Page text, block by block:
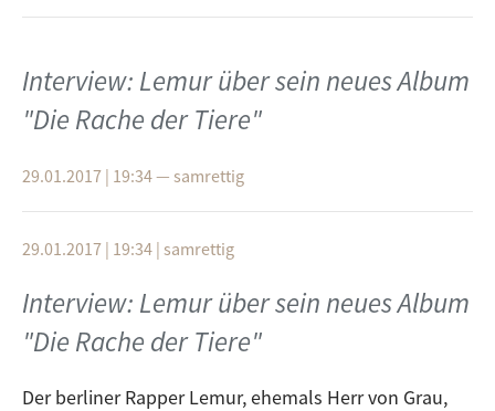
Interview: Lemur über sein neues Album
"Die Rache der Tiere"
29.01.2017 | 19:34— samrettig
29.01.2017 | 19:34 | samrettig
Interview: Lemur über sein neues Album
"Die Rache der Tiere"
Der berliner Rapper Lemur, ehemals Herr von Grau,